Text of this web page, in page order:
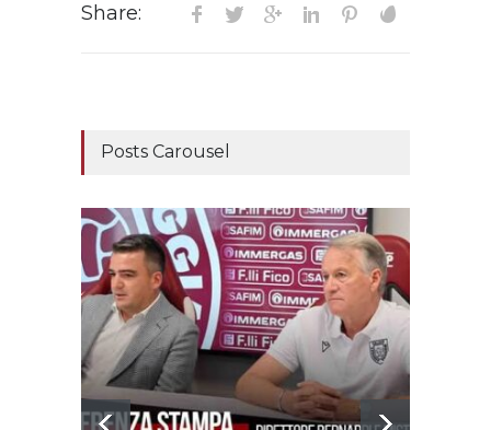
Share:
Posts Carousel